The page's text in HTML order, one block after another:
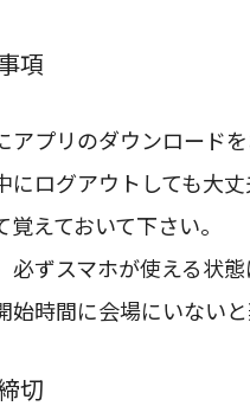
項
アプリのダウンロードを
にログアウトしても大
覚えておいて下さい。
必ずスマホが使える状
始時間に会場にいないと
切